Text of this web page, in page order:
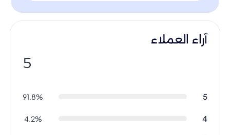
آراء العملاء
5
5
91.8%
4
4.2%